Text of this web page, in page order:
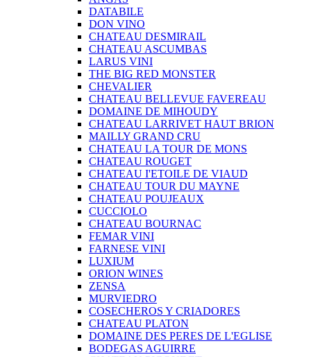
DATABILE
DON VINO
CHATEAU DESMIRAIL
CHATEAU ASCUMBAS
LARUS VINI
THE BIG RED MONSTER
CHEVALIER
CHATEAU BELLEVUE FAVEREAU
DOMAINE DE MIHOUDY
CHATEAU LARRIVET HAUT BRION
MAILLY GRAND CRU
CHATEAU LA TOUR DE MONS
CHATEAU ROUGET
CHATEAU I'ETOILE DE VIAUD
CHATEAU TOUR DU MAYNE
CHATEAU POUJEAUX
CUCCIOLO
CHATEAU BOURNAC
FEMAR VINI
FARNESE VINI
LUXIUM
ORION WINES
ZENSA
MURVIEDRO
COSECHEROS Y CRIADORES
CHATEAU PLATON
DOMAINE DES PERES DE L'EGLISE
BODEGAS AGUIRRE